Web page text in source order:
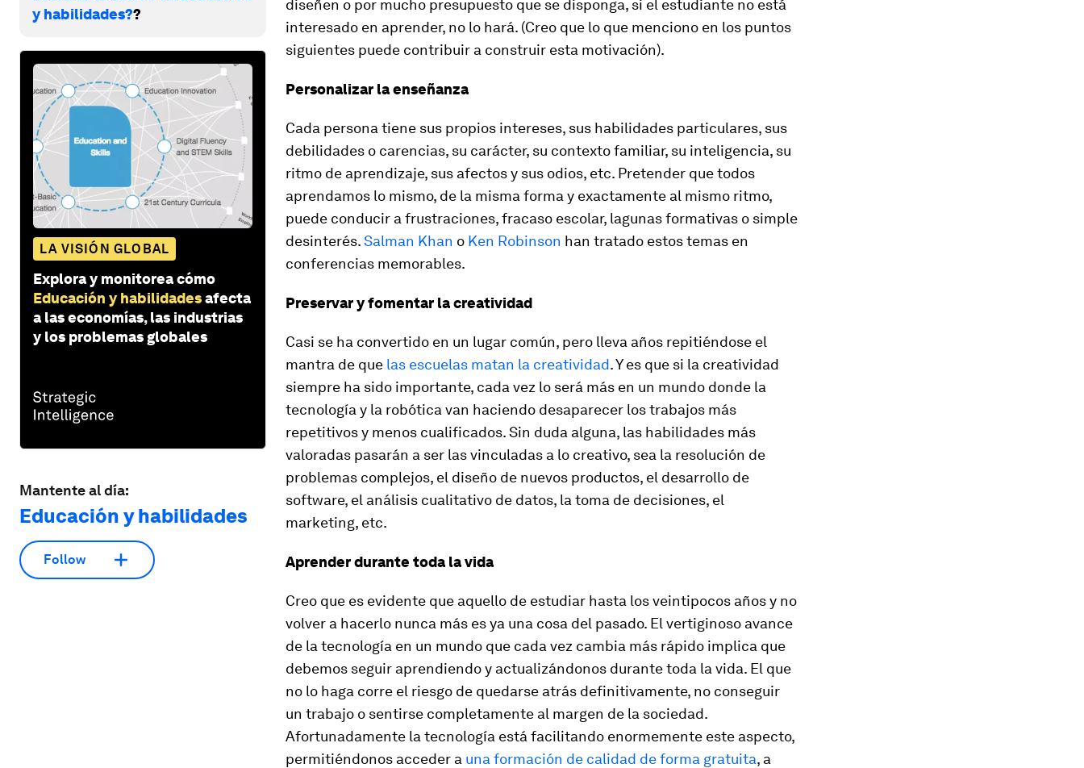
y habilidades??
LA VISIÓN GLOBAL
Explora y monitorea cómo
Educación y habilidadesafecta
a las economías, las industrias
y los problemas globales
Mantente al día:
Educación y habilidades
Follow
diseñen o por mucho presupuesto que se disponga, si el estudiante no está
interesado en aprender, no lo hará. (Creo que lo que menciono en los puntos
siguientes puede contribuir a construir esta motivación).
Personalizar la enseñanza
Cada persona tiene sus propios intereses, sus habilidades particulares, sus
debilidades o carencias, su carácter, su contexto familiar, su inteligencia, su
ritmo de aprendizaje, sus afectos y sus odios, etc. Pretender que todos
aprendamos lo mismo, de la misma forma y exactamente al mismo ritmo,
puede conducir a frustraciones, fracaso escolar, lagunas formativas o simple
desinterés.Salman Khan o Ken Robinson han tratado estos temas en
conferencias memorables.
Preservar y fomentar la creatividad
Casi se ha convertido en un lugar común, pero lleva años repitiéndose el
mantra de que las escuelas matan la creatividad. Y es que si la creatividad
siempre ha sido importante, cada vez lo será más en un mundo donde la
tecnología y la robótica van haciendo desaparecer los trabajos más
repetitivos y menos cualificados. Sin duda alguna, las habilidades más
valoradas pasarán a ser las vinculadas a lo creativo, sea la resolución de
problemas complejos, el diseño de nuevos productos, el desarrollo de
software, el análisis cualitativo de datos, la toma de decisiones, el
marketing, etc.
Aprender durante toda la vida
Creo que es evidente que aquello de estudiar hasta los veintipocos años y no
volver a hacerlo nunca más es ya una cosa del pasado. El vertiginoso avance
de la tecnología en un mundo que cada vez cambia más rápido implica que
debemos seguir aprendiendo y actualizándonos durante toda la vida. El que
no lo haga corre el riesgo de quedarse atrás definitivamente, no conseguir
un trabajo o sentirse completamente al margen de la sociedad.
Afortunadamente la tecnología está facilitando enormemente este aspecto,
permitiéndonos acceder a una formación de calidad de forma gratuita, a